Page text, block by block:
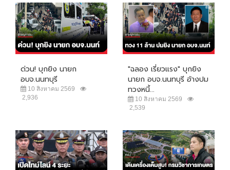
ด่วน! บุกยิง นายก
อบจ.นนทบุรี
10 สิงหาคม 2569
2,936
"ฉลอง เรี่ยวแรง" บุกยิง
นายก อบจ.นนทบุรี อ้างปม
ทวงหนี้...
10 สิงหาคม 2569
2,539